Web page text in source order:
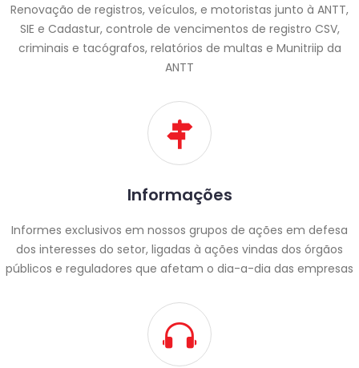
Renovação de registros, veículos, e motoristas junto à ANTT,
SIE e Cadastur, controle de vencimentos de registro CSV,
criminais e tacógrafos, relatórios de multas e Munitriip da
ANTT
Informações
Informes exclusivos em nossos grupos de ações em defesa
dos interesses do setor, ligadas à ações vindas dos órgãos
públicos e reguladores que afetam o dia-a-dia das empresas